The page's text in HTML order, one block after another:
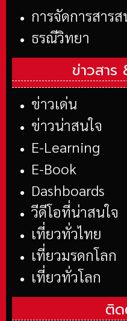
การจัดการสาร
ธรณีวิทยา
ข่าวสาร
ข่าวเด่น
ข่าวน่าสนใจ
E-Learning
E-Book
Dashboards
วีดีโอที่น่าสนใจ
เที่ยวทั่วไทย
เที่ยวมรดกโลก
เที่ยวทั่วโลก
ติด